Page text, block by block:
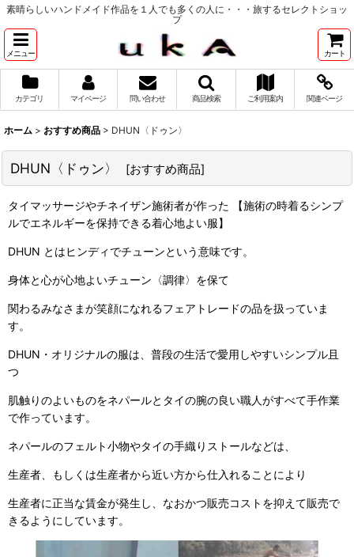
素晴らしいハンドメイド作品を１人でも多くの人に・・・旅するセレクトショッ
プ
メニュー カート
カテゴリ マイページ 問い合わせ 商品検索 ご利用案内 関連ページ
ホーム > おすすめ商品 > DHUN〈ドゥン〉
DHUN〈ドゥン〉 [おすすめ商品]
タイマッサージやチネイザン施術者が作った 【施術の時着るシンプ
ルでエネルギーを保持できる着心地よい服】
DHUN とはヒンディでチューンという意味です。
身体と心が心地よいチューン〈調律〉を保て
関わるみなさまが笑顔になれるフェアトレードの品を扱っていま
す。
DHUN・オリジナルの服は、普段の生活で愛用しやすいシンプル且
つ
肌触りのよいものをネパールとタイの腕の良い職人がすべて手作業
で作っています。
ネパールのフェルト小物やタイの手織りストールなどは、
生産者、もしくは生産者から近い方から仕入れることにより
生産者に正当な賃金が発生し、なおかつ販売コストを抑えて販売で
きるようにしています。